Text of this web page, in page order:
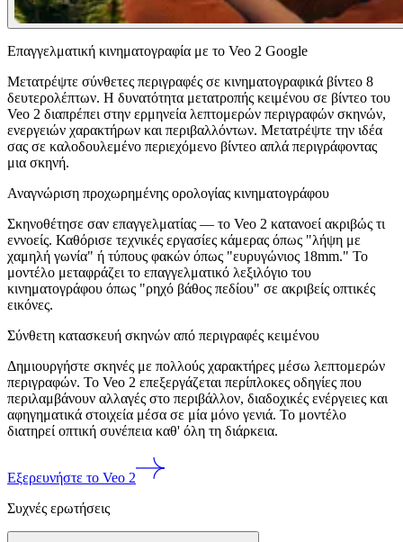
Επαγγελματική κινηματογραφία με το Veo 2 Google
Μετατρέψτε σύνθετες περιγραφές σε κινηματογραφικά βίντεο 8
δευτερολέπτων. Η δυνατότητα μετατροπής κειμένου σε βίντεο του
Veo 2 διαπρέπει στην ερμηνεία λεπτομερών περιγραφών σκηνών,
ενεργειών χαρακτήρων και περιβαλλόντων. Μετατρέψτε την ιδέα
σας σε καλοδουλεμένο περιεχόμενο βίντεο απλά περιγράφοντας
μια σκηνή.
Αναγνώριση προχωρημένης ορολογίας κινηματογράφου
Σκηνοθέτησε σαν επαγγελματίας — το Veo 2 κατανοεί ακριβώς τι
εννοείς. Καθόρισε τεχνικές εργασίες κάμερας όπως "λήψη με
χαμηλή γωνία" ή τύπους φακών όπως "ευρυγώνιος 18mm." Το
μοντέλο μεταφράζει το επαγγελματικό λεξιλόγιο του
κινηματογράφου όπως "ρηχό βάθος πεδίου" σε ακριβείς οπτικές
εικόνες.
Σύνθετη κατασκευή σκηνών από περιγραφές κειμένου
Δημιουργήστε σκηνές με πολλούς χαρακτήρες μέσω λεπτομερών
περιγραφών. Το Veo 2 επεξεργάζεται περίπλοκες οδηγίες που
περιλαμβάνουν αλλαγές στο περιβάλλον, διαδοχικές ενέργειες και
αφηγηματικά στοιχεία μέσα σε μία μόνο γενιά. Το μοντέλο
διατηρεί οπτική συνέπεια καθ' όλη τη διάρκεια.
Εξερευνήστε το Veo 2
Συχνές ερωτήσεις